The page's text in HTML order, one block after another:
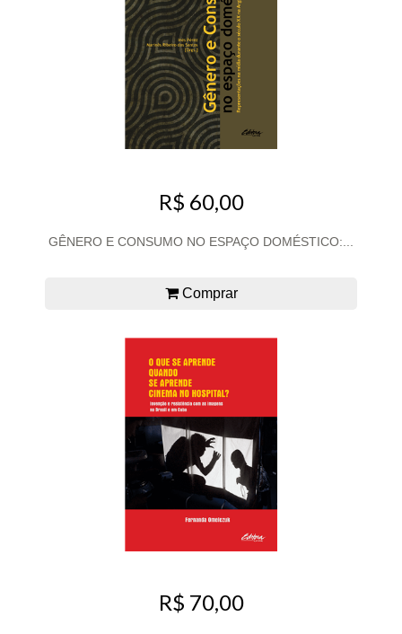
R$ 60,00
GÊNERO E CONSUMO NO ESPAÇO DOMÉSTICO:...
Comprar
R$ 70,00